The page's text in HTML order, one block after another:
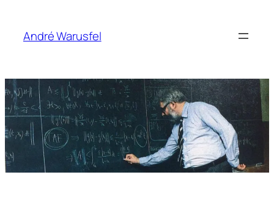
contenu
André Warusfel